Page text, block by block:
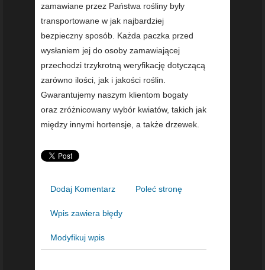
zamawiane przez Państwa rośliny były
transportowane w jak najbardziej
bezpieczny sposób. Każda paczka przed
wysłaniem jej do osoby zamawiającej
przechodzi trzykrotną weryfikację dotyczącą
zarówno ilości, jak i jakości roślin.
Gwarantujemy naszym klientom bogaty
oraz zróżnicowany wybór kwiatów, takich jak
między innymi hortensje, a także drzewek.
Dodaj Komentarz Poleć stronę
Wpis zawiera błędy
Modyfikuj wpis